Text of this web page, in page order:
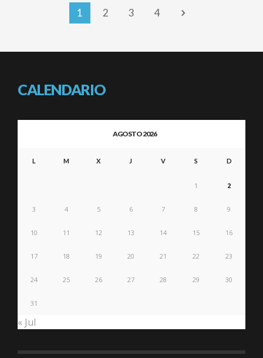
1 2 3 4
CALENDARIO
AGOSTO 2026
L M X J V S D
1 2
3 4 5 6 7 8 9
10 11 12 13 14 15 16
17 18 19 20 21 22 23
24 25 26 27 28 29 30
31
« Jul